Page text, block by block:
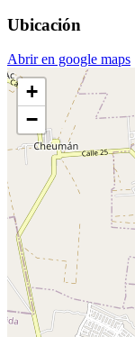
Ubicación
Abrir en google maps
+
−